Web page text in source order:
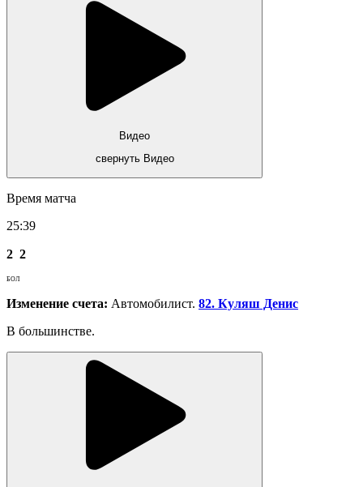
Видео
свернуть Видео
Время матча
25:39
2 2
БОЛ
Изменение счета: Автомобилист. 82. Куляш Денис
В большинстве.